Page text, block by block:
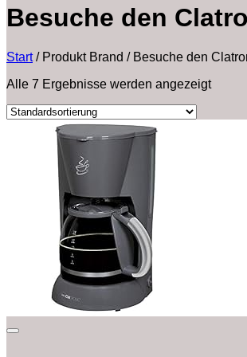
Besuche den
Start /Produkt Brand /Besuche den
Alle 7 Ergebnisse werden angezeigt